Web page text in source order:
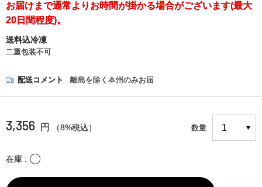
お届けまで通常よりお時間が掛かる場合がございます(最大
20日間程度)。
送料込冷凍
二重包装不可
配送コメント 離島を除く本州のみお届
3,356 円 （8%税込） 数量
在庫 〇